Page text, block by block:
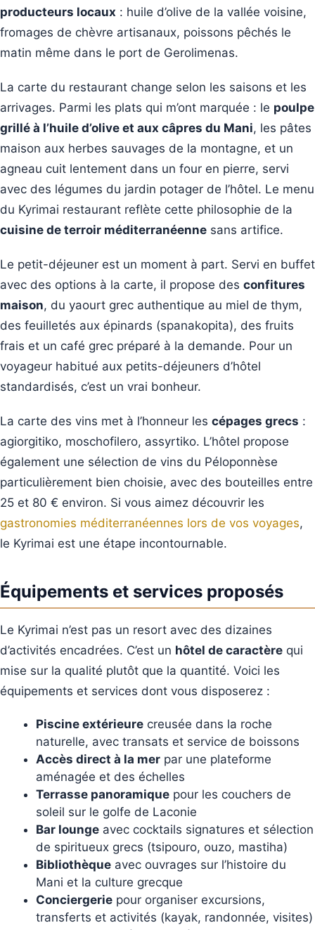
producteurs locaux : huile d’olive de la vallée voisine,
fromages de chèvre artisanaux, poissons pêchés le
matin même dans le port de Gerolimenas.
La carte du restaurant change selon les saisons et les
arrivages. Parmi les plats qui m’ont marquée : le poulpe
grillé à l’huile d’olive et aux câpres du Mani, les pâtes
maison aux herbes sauvages de la montagne, et un
agneau cuit lentement dans un four en pierre, servi
avec des légumes du jardin potager de l’hôtel. Le menu
du Kyrimai restaurant reflète cette philosophie de la
cuisine de terroir méditerranéenne sans artifice.
Le petit-déjeuner est un moment à part. Servi en buffet
avec des options à la carte, il propose des confitures
maison, du yaourt grec authentique au miel de thym,
des feuilletés aux épinards (spanakopita), des fruits
frais et un café grec préparé à la demande. Pour un
voyageur habitué aux petits-déjeuners d’hôtel
standardisés, c’est un vrai bonheur.
La carte des vins met à l’honneur les cépages grecs :
agiorgitiko, moschofilero, assyrtiko. L’hôtel propose
également une sélection de vins du Péloponnèse
particulièrement bien choisie, avec des bouteilles entre
25 et 80 € environ. Si vous aimez découvrir les
gastronomies méditerranéennes lors de vos voyages,
le Kyrimai est une étape incontournable.
Équipements et services proposés
Le Kyrimai n’est pas un resort avec des dizaines
d’activités encadrées. C’est un hôtel de caractère qui
mise sur la qualité plutôt que la quantité. Voici les
équipements et services dont vous disposerez :
Piscine extérieure creusée dans la roche
naturelle, avec transats et service de boissons
Accès direct à la mer par une plateforme
aménagée et des échelles
Terrasse panoramique pour les couchers de
soleil sur le golfe de Laconie
Bar lounge avec cocktails signatures et sélection
de spiritueux grecs (tsipouro, ouzo, mastiha)
Bibliothèque avec ouvrages sur l’histoire du
Mani et la culture grecque
Conciergerie pour organiser excursions,
transferts et activités (kayak, randonnée, visites)